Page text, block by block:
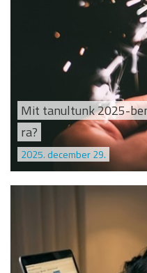
Mit tanultunk 2025-
ra?
2025. december 29.